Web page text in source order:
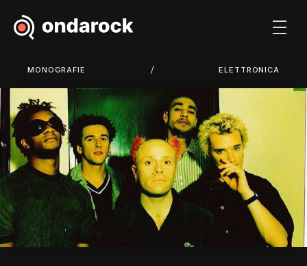
MONOGRAFIE / ELETTRONICA